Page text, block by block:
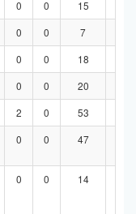
0 0 15
0 0 7
0 0 18
0 0 20
2 0 53
0 0 47
0 0 14